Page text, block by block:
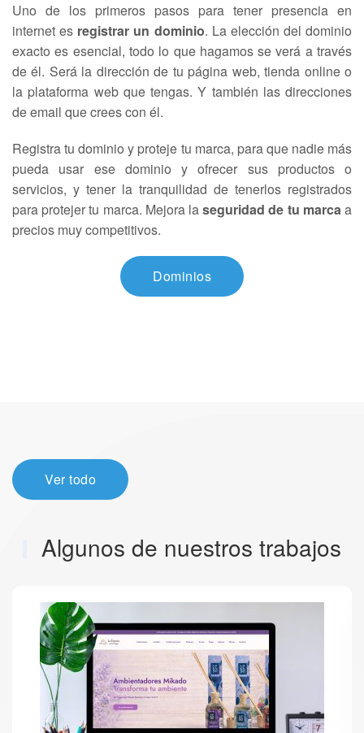
Uno de los primeros pasos para tener presencia en
internet es registrar un dominio. La elección del dominio
exacto es esencial, todo lo que hagamos se verá a través
de él. Será la dirección de tu página web, tienda online o
la plataforma web que tengas. Y también las direcciones
de email que crees con él.
Registra tu dominio y proteje tu marca, para que nadie más
pueda usar ese dominio y ofrecer sus productos o
servicios, y tener la tranquilidad de tenerlos registrados
para protejer tu marca. Mejora laseguridad de tu marcaa
precios muy competitivos.
Dominios
Ver todo
Algunos de nuestros trabajos